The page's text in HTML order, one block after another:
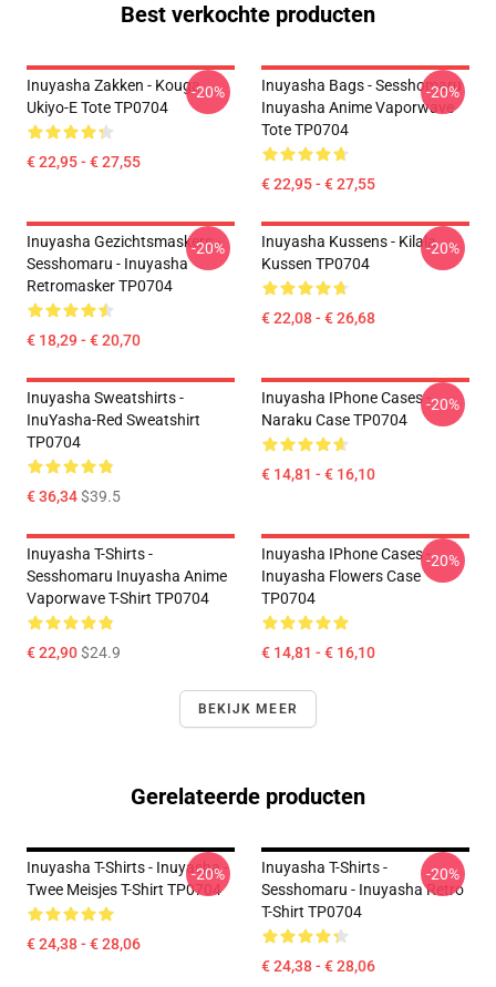
Best verkochte producten
Inuyasha Zakken - Kouga
Ukiyo-E Tote TP0704
€ 22,95 - € 27,55
-20%
Inuyasha Bags - Sesshomaru
Inuyasha Anime Vaporwave
Tote TP0704
€ 22,95 - € 27,55
-20%
Inuyasha Gezichtsmaskers -
Sesshomaru - Inuyasha
Retromasker TP0704
€ 18,29 - € 20,70
-20%
Inuyasha Kussens - Kilala
Kussen TP0704
€ 22,08 - € 26,68
-20%
Inuyasha Sweatshirts -
InuYasha-Red Sweatshirt
TP0704
€ 36,34$39.5
Inuyasha IPhone Cases -
Naraku Case TP0704
€ 14,81 - € 16,10
-20%
Inuyasha T-Shirts -
Sesshomaru Inuyasha Anime
Vaporwave T-Shirt TP0704
€ 22,90$24.9
Inuyasha IPhone Cases -
Inuyasha Flowers Case
TP0704
€ 14,81 - € 16,10
-20%
BEKIJK MEER
Gerelateerde producten
Inuyasha T-Shirts - Inuyasha -
Twee Meisjes T-Shirt TP0704
€ 24,38 - € 28,06
-20%
Inuyasha T-Shirts -
Sesshomaru - Inuyasha Retro
T-Shirt TP0704
€ 24,38 - € 28,06
-20%